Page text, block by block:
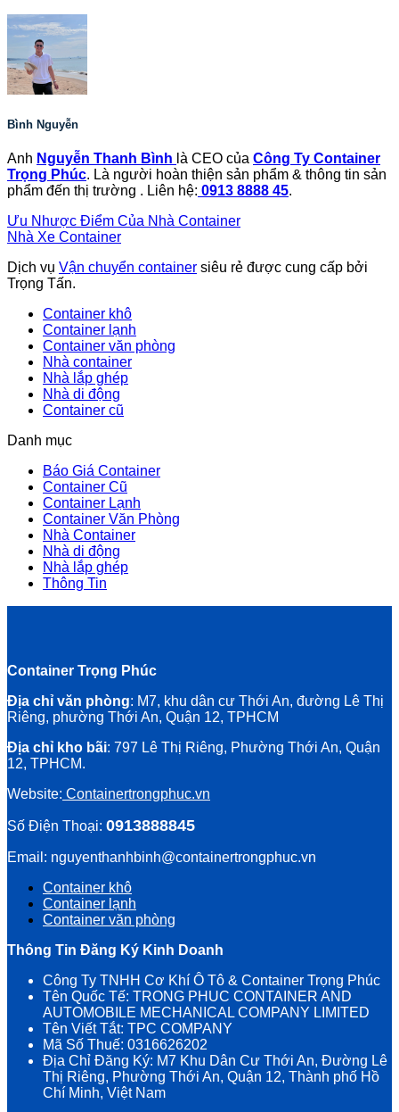
Bình Nguyễn
Anh Nguyễn Thanh Bình là CEO của Công Ty Container
Trọng Phúc. Là người hoàn thiện sản phẩm & thông tin sản
phẩm đến thị trường . Liên hệ: 0913 8888 45.
Ưu Nhược Điểm Của Nhà Container
Nhà Xe Container
Dịch vụ Vận chuyển container siêu rẻ được cung cấp bởi
Trọng Tấn.
Container khô
Container lạnh
Container văn phòng
Nhà container
Nhà lắp ghép
Nhà di động
Container cũ
Danh mục
Báo Giá Container
Container Cũ
Container Lạnh
Container Văn Phòng
Nhà Container
Nhà di động
Nhà lắp ghép
Thông Tin
Container Trọng Phúc
Địa chỉ văn phòng: M7, khu dân cư Thới An, đường Lê Thị
Riêng, phường Thới An, Quận 12, TPHCM
Địa chỉ kho bãi: 797 Lê Thị Riêng, Phường Thới An, Quận
12, TPHCM.
Website: Containertrongphuc.vn
Số Điện Thoại: 0913888845
Email: nguyenthanhbinh@containertrongphuc.vn
Container khô
Container lạnh
Container văn phòng
Thông Tin Đăng Ký Kinh Doanh
Công Ty TNHH Cơ Khí Ô Tô & Container Trọng Phúc
Tên Quốc Tế: TRONG PHUC CONTAINER AND
AUTOMOBILE MECHANICAL COMPANY LIMITED
Tên Viết Tắt: TPC COMPANY
Mã Số Thuế: 0316626202
Địa Chỉ Đăng Ký: M7 Khu Dân Cư Thới An, Đường Lê
Thị Riêng, Phường Thới An, Quận 12, Thành phố Hồ
Chí Minh, Việt Nam